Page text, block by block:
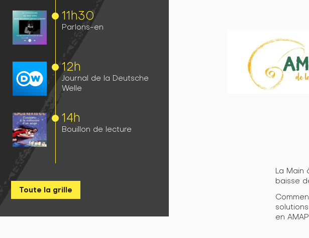
11h30
Parlons-en
12h
Journal de la Deutsche
Welle
14h
Bouillon de lecture
Toute la grille
La Main
baisse
en